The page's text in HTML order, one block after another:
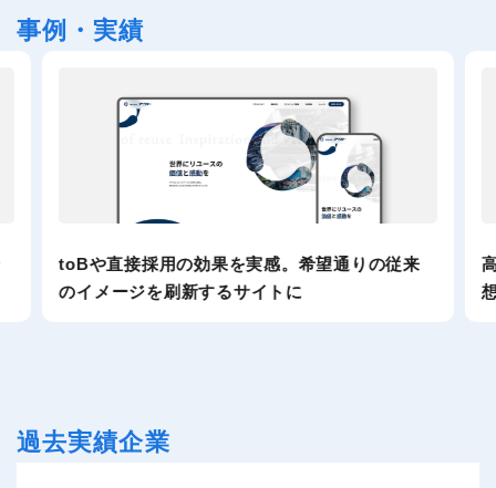
事例・実績
toBや直接採用の効果を実感。希望通りの従来
のイメージを刷新するサイトに
過去実績企業